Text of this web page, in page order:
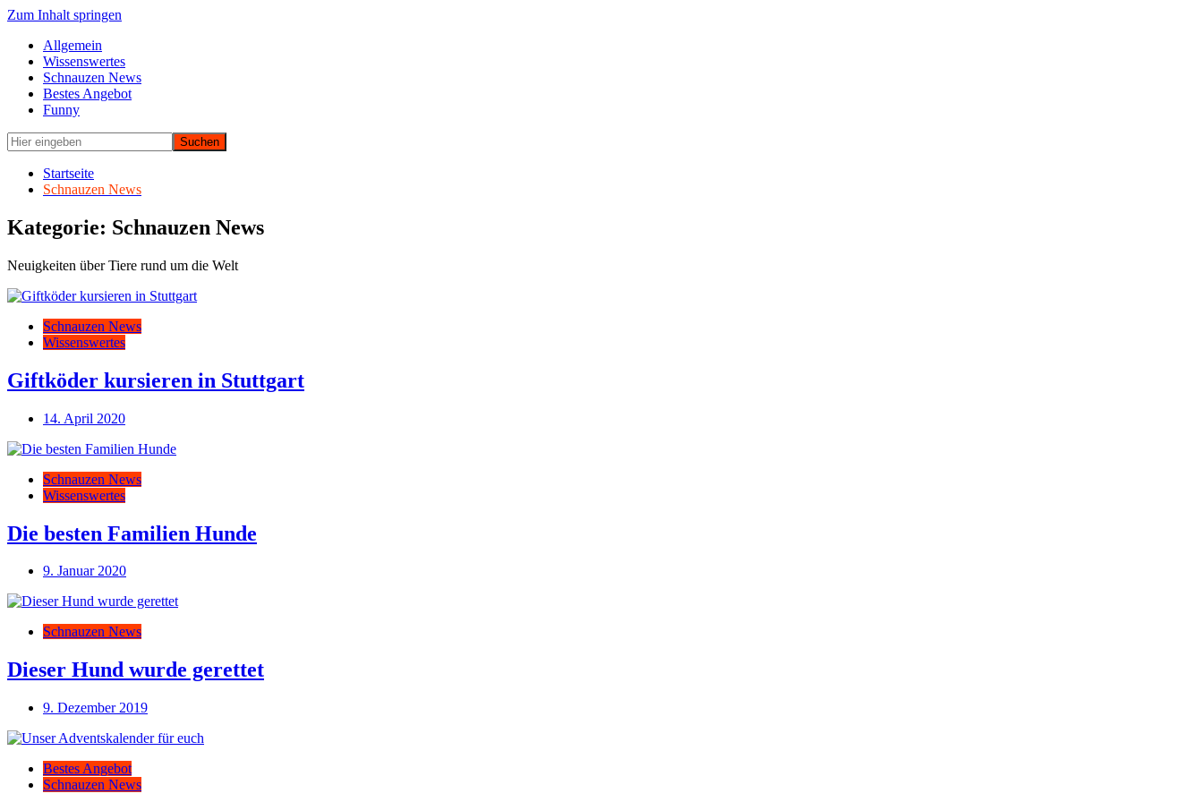
Zum Inhalt springen
Allgemein
Wissenswertes
Schnauzen News
Bestes Angebot
Funny
Startseite
Schnauzen News
Kategorie: Schnauzen News
Neuigkeiten über Tiere rund um die Welt
Schnauzen News
Wissenswertes
Giftköder kursieren in Stuttgart
14. April 2020
Schnauzen News
Wissenswertes
Die besten Familien Hunde
9. Januar 2020
Schnauzen News
Dieser Hund wurde gerettet
9. Dezember 2019
Bestes Angebot
Schnauzen News